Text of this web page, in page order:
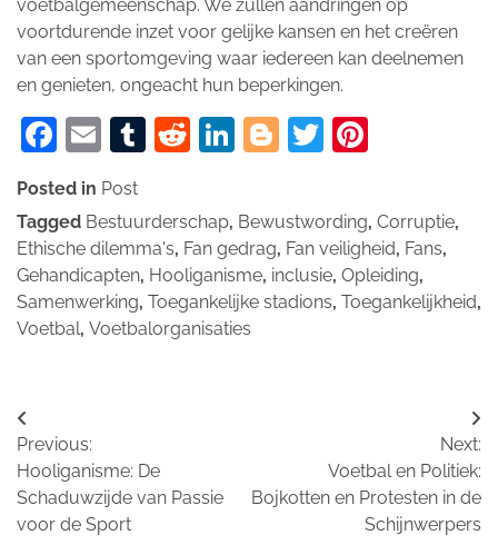
voetbalgemeenschap. We zullen aandringen op
voortdurende inzet voor gelijke kansen en het creëren
van een sportomgeving waar iedereen kan deelnemen
en genieten, ongeacht hun beperkingen.
Facebook
EmailTumblr
Reddit
LinkedIn
Blogger
Twitter
Posted in Post
Tagged Bestuurderschap, Bewustwording, Corruptie,
Ethische dilemma's, Fan gedrag, Fan veiligheid, Fans,
Gehandicapten, Hooliganisme, inclusie, Opleiding,
Samenwerking, Toegankelijke stadions, Toegankelijkheid,
Voetbal, Voetbalorganisaties
Bericht
navigatie
Previous:
Hooliganisme: De
Schaduwzijde van Passie
voor de Sport
Next:
Voetbal en Politiek:
Bojkotten en Protesten in de
Schijnwerpers